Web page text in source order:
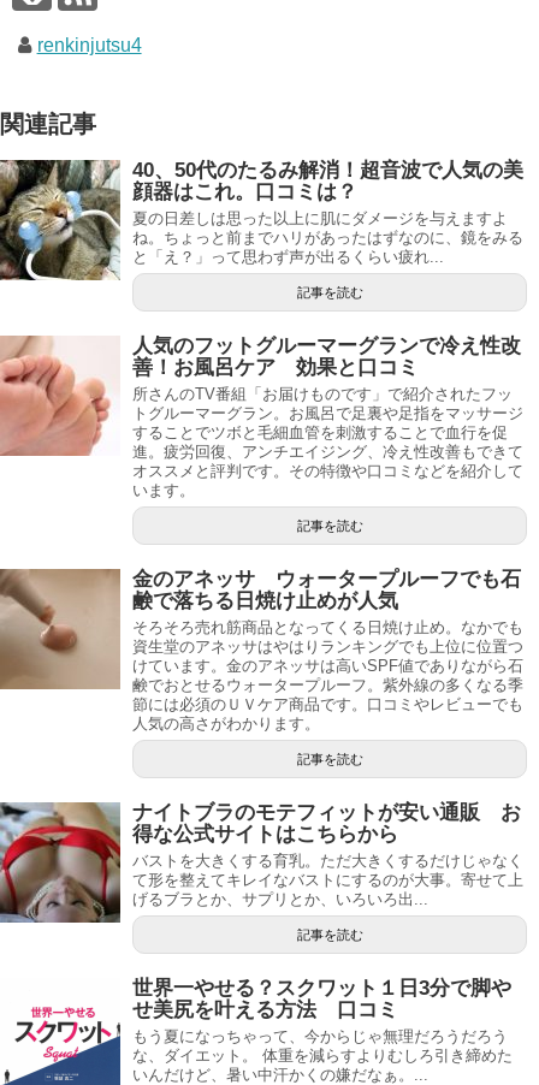
renkinjutsu4
関連記事
40、50代のたるみ解消！超音波で人気の美
顔器はこれ。口コミは？
夏の日差しは思った以上に肌にダメージを与えますよ
ね。ちょっと前までハリがあったはずなのに、鏡をみる
と「え？」って思わず声が出るくらい疲れ...
記事を読む
人気のフットグルーマーグランで冷え性改
善！お風呂ケア 効果と口コミ
所さんのTV番組「お届けものです」で紹介されたフッ
トグルーマーグラン。お風呂で足裏や足指をマッサージ
することでツボと毛細血管を刺激することで血行を促
進。疲労回復、アンチエイジング、冷え性改善もできて
オススメと評判です。その特徴や口コミなどを紹介して
います。
記事を読む
金のアネッサ ウォータープルーフでも石
鹸で落ちる日焼け止めが人気
そろそろ売れ筋商品となってくる日焼け止め。なかでも
資生堂のアネッサはやはりランキングでも上位に位置つ
けています。金のアネッサは高いSPF値でありながら石
鹸でおとせるウォータープルーフ。紫外線の多くなる季
節には必須のＵＶケア商品です。口コミやレビューでも
人気の高さがわかります。
記事を読む
ナイトブラのモテフィットが安い通販 お
得な公式サイトはこちらから
バストを大きくする育乳。ただ大きくするだけじゃなく
て形を整えてキレイなバストにするのが大事。寄せて上
げるブラとか、サプリとか、いろいろ出...
記事を読む
世界一やせる？スクワット１日3分で脚や
せ美尻を叶える方法 口コミ
もう夏になっちゃって、今からじゃ無理だろうだろう
な、ダイエット。 体重を減らすよりむしろ引き締めた
いんだけど、暑い中汗かくの嫌だなぁ。...